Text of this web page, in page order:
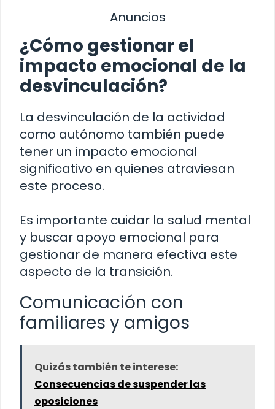
Anuncios
¿Cómo gestionar el
impacto emocional de la
desvinculación?
La desvinculación de la actividad
como autónomo también puede
tener un impacto emocional
significativo en quienes atraviesan
este proceso.
Es importante cuidar la salud mental
y buscar apoyo emocional para
gestionar de manera efectiva este
aspecto de la transición.
Comunicación con
familiares y amigos
Quizás también te interese:
Consecuencias de suspender las
oposiciones